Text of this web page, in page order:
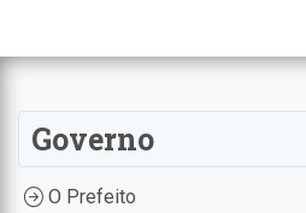
Governo
O Prefeito